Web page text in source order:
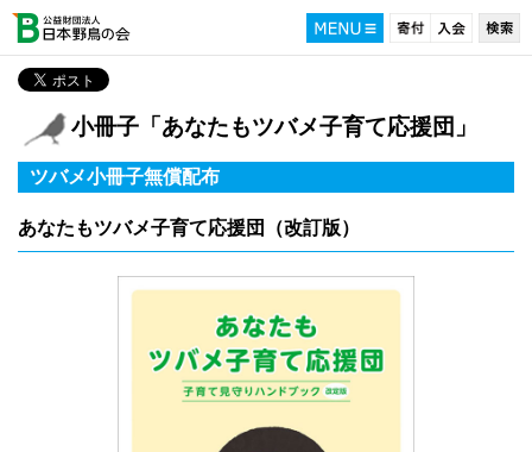
小冊子「あなたもツバメ子育て応援団」
ツバメ小冊子無償配布
あなたもツバメ子育て応援団（改訂版）